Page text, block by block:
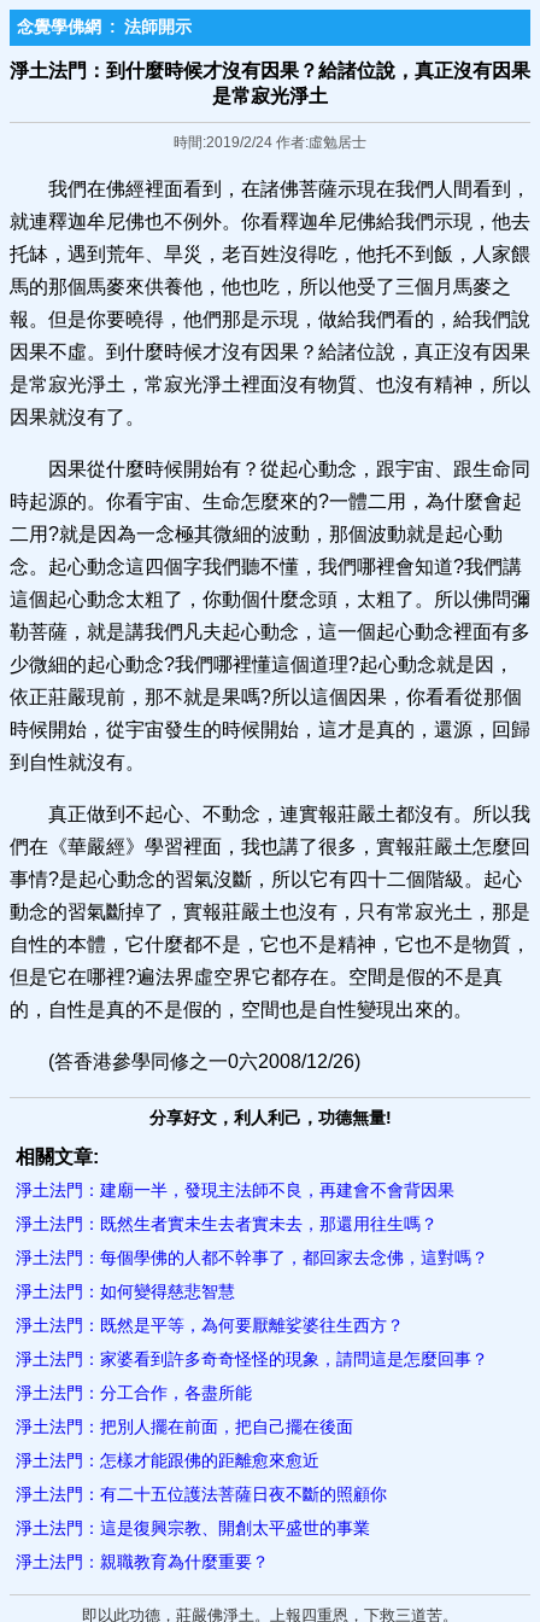
念覺學佛網 : 法師開示
淨土法門：到什麼時候才沒有因果？給諸位說，真正沒有因果
是常寂光淨土
時間:2019/2/24 作者:虛勉居士
我們在佛經裡面看到，在諸佛菩薩示現在我們人間看到，
就連釋迦牟尼佛也不例外。你看釋迦牟尼佛給我們示現，他去
托缽，遇到荒年、旱災，老百姓沒得吃，他托不到飯，人家餵
馬的那個馬麥來供養他，他也吃，所以他受了三個月馬麥之
報。但是你要曉得，他們那是示現，做給我們看的，給我們說
因果不虛。到什麼時候才沒有因果？給諸位說，真正沒有因果
是常寂光淨土，常寂光淨土裡面沒有物質、也沒有精神，所以
因果就沒有了。
因果從什麼時候開始有？從起心動念，跟宇宙、跟生命同
時起源的。你看宇宙、生命怎麼來的?一體二用，為什麼會起
二用?就是因為一念極其微細的波動，那個波動就是起心動
念。起心動念這四個字我們聽不懂，我們哪裡會知道?我們講
這個起心動念太粗了，你動個什麼念頭，太粗了。所以佛問彌
勒菩薩，就是講我們凡夫起心動念，這一個起心動念裡面有多
少微細的起心動念?我們哪裡懂這個道理?起心動念就是因，
依正莊嚴現前，那不就是果嗎?所以這個因果，你看看從那個
時候開始，從宇宙發生的時候開始，這才是真的，還源，回歸
到自性就沒有。
真正做到不起心、不動念，連實報莊嚴土都沒有。所以我
們在《華嚴經》學習裡面，我也講了很多，實報莊嚴土怎麼回
事情?是起心動念的習氣沒斷，所以它有四十二個階級。起心
動念的習氣斷掉了，實報莊嚴土也沒有，只有常寂光土，那是
自性的本體，它什麼都不是，它也不是精神，它也不是物質，
但是它在哪裡?遍法界虛空界它都存在。空間是假的不是真
的，自性是真的不是假的，空間也是自性變現出來的。
(答香港參學同修之一0六2008/12/26)
分享好文，利人利己，功德無量!
相關文章:
淨土法門：建廟一半，發現主法師不良，再建會不會背因果
淨土法門：既然生者實未生去者實未去，那還用往生嗎？
淨土法門：每個學佛的人都不幹事了，都回家去念佛，這對嗎？
淨土法門：如何變得慈悲智慧
淨土法門：既然是平等，為何要厭離娑婆往生西方？
淨土法門：家婆看到許多奇奇怪怪的現象，請問這是怎麼回事？
淨土法門：分工合作，各盡所能
淨土法門：把別人擺在前面，把自己擺在後面
淨土法門：怎樣才能跟佛的距離愈來愈近
淨土法門：有二十五位護法菩薩日夜不斷的照顧你
淨土法門：這是復興宗教、開創太平盛世的事業
淨土法門：親職教育為什麼重要？
即以此功德，莊嚴佛淨土。上報四重恩，下救三道苦。